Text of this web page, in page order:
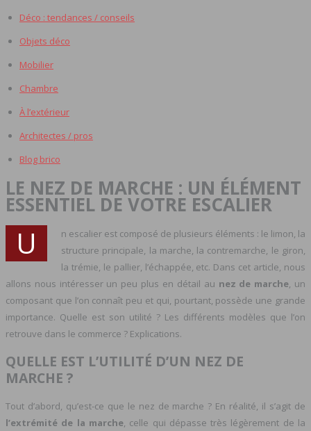
Déco : tendances / conseils
Objets déco
Mobilier
Chambre
À l’extérieur
Architectes / pros
Blog brico
LE NEZ DE MARCHE : UN ÉLÉMENT
ESSENTIEL DE VOTRE ESCALIER
U
n escalier est composé de plusieurs éléments : le limon, la
structure principale, la marche, la contremarche, le giron,
la trémie, le pallier, l’échappée, etc. Dans cet article, nous
allons nous intéresser un peu plus en détail au nez de marche, un
composant que l’on connaît peu et qui, pourtant, possède une grande
importance. Quelle est son utilité ? Les différents modèles que l’on
retrouve dans le commerce ? Explications.
QUELLE EST L’UTILITÉ D’UN NEZ DE
MARCHE ?
Tout d’abord, qu’est-ce que le nez de marche ? En réalité, il s’agit de
l’extrémité de la marche, celle qui dépasse très légèrement de la